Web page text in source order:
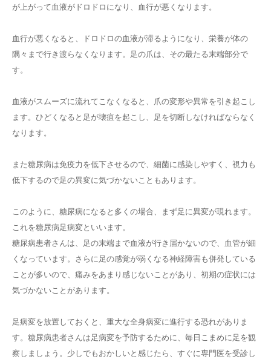
が上がって血液がドロドロになり、血行が悪くなります。
血行が悪くなると、ドロドロの血液が滞るようになり、栄養が体の
隅々まで行き渡らなくなります。足の爪は、その最たる末端部分で
す。
血液がスムーズに流れてこなくなると、爪の変形や異常を引き起こし
ます。ひどくなると足が壊疽を起こし、足を切断しなければならなく
なります。
また糖尿病は免疫力を低下させるので、細菌に感染しやすく、視力も
低下するので足の異変に気づかないこともあります。
このように、糖尿病になると多くの場合、まず足に異変が現れます。
これを糖尿病足病変といいます。
糖尿病患者さんは、足の末端まで血液が行き届かないので、血管が細
くなっています。さらに足の感覚が弱くなる神経障害も併発している
ことが多いので、痛みをあまり感じないことがあり、初期の症状には
気づかないことがあります。
足病変を放置しておくと、重大な全身病変に進行する恐れがありま
す。糖尿病患者さんは足病変を予防するために、毎日こまめに足を観
察しましょう。少しでもおかしいと感じたら、すぐに専門医を受診し